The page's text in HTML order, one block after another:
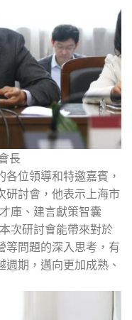
長
位領導和特邀嘉賓，
研討會，他表示上海市
庫、建言獻策智囊
次研討會能帶來對於
等問題的深入思考，有
期，邁向更加成熟、